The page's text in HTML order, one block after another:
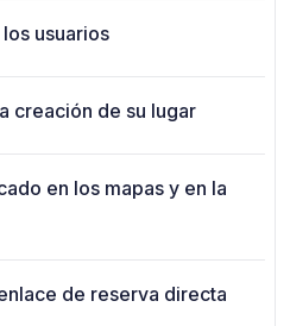
usuarios
creación de su lugar
en los mapas y en la
de reserva directa